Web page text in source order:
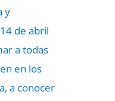
y
de abril
a todas
en los
a conocer